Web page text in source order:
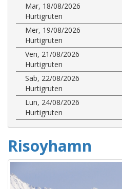
Mar, 18/08/2026
Hurtigruten
Mer, 19/08/2026
Hurtigruten
Ven, 21/08/2026
Hurtigruten
Sab, 22/08/2026
Hurtigruten
Lun, 24/08/2026
Hurtigruten
Risoyhamn